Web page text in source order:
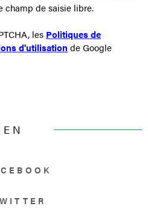
champ de saisie libre.
les Politiques de
d'utilisation de Google